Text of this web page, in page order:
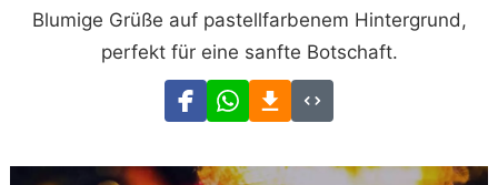
Blumige Grüße auf pastellfarbenem Hintergrund,
perfekt für eine sanfte Botschaft.